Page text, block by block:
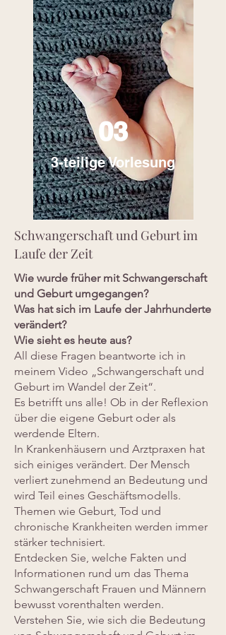
03
3-teilige Vorlesung
Schwangerschaft und Geburt im
Laufe der Zeit
Wie wurde früher mit Schwangerschaft
und Geburt umgegangen?
Was hat sich im Laufe der Jahrhunderte
verändert?
Wie sieht es heute aus?
All diese Fragen beantworte ich in
meinem Video „Schwangerschaft und
Geburt im Wandel der Zeit“.
Es betrifft uns alle! Ob in der Reflexion
über die eigene Geburt oder als
werdende Eltern.
In Krankenhäusern und Arztpraxen hat
sich einiges verändert. Der Mensch
verliert zunehmend an Bedeutung und
wird Teil eines Geschäftsmodells.
Themen wie Geburt, Tod und
chronische Krankheiten werden immer
stärker technisiert.
Entdecken Sie, welche Fakten und
Informationen rund um das Thema
Schwangerschaft Frauen und Männern
bewusst vorenthalten werden.
Verstehen Sie, wie sich die Bedeutung